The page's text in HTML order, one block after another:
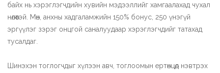
байх нь хэрэглэгчдийн хувийн мэдээллийг хамгаалахад чухал
нөлөөтэй. Мөн, анхны хадгаламжийн 150% бонус, 250 үнэгүй
эргүүлэг зэрэг онцгой саналуудаар хэрэглэгчдийг татахад
тусалдаг.
Шинэхэн тоглогчдыг хүлээн авч, тоглоомын ертөнцөд нэвтрэх